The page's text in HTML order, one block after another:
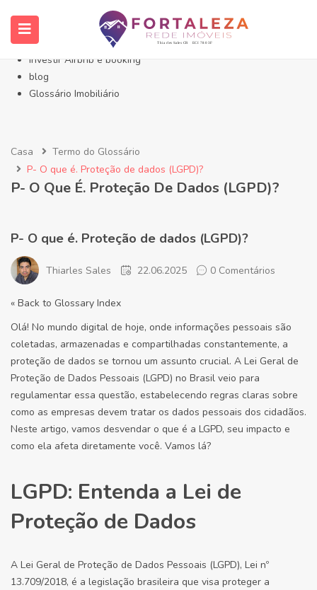
Início- Imóveis Fortaleza Eusébio
Imóveis em Fortaleza
Imóveis no Eusébio
Investir Airbnb e booking
blog
Glossário Imobiliário
Casa
Termo do Glossário
P- O que é. Proteção de dados (LGPD)?
P- O Que É. Proteção De Dados (LGPD)?
P- O que é. Proteção de dados (LGPD)?
Thiarles Sales 22.06.2025 0 Comentários
« Back to Glossary Index
Olá! No mundo digital de hoje, onde informações pessoais são
coletadas, armazenadas e compartilhadas constantemente, a
proteção de dados se tornou um assunto crucial. A Lei Geral de
Proteção de Dados Pessoais (LGPD) no Brasil veio para
regulamentar essa questão, estabelecendo regras claras sobre
como as empresas devem tratar os dados pessoais dos cidadãos.
Neste artigo, vamos desvendar o que é a LGPD, seu impacto e
como ela afeta diretamente você. Vamos lá?
LGPD: Entenda a Lei de
Proteção de Dados
A Lei Geral de Proteção de Dados Pessoais (LGPD), Lei nº
13.709/2018, é a legislação brasileira que visa proteger a